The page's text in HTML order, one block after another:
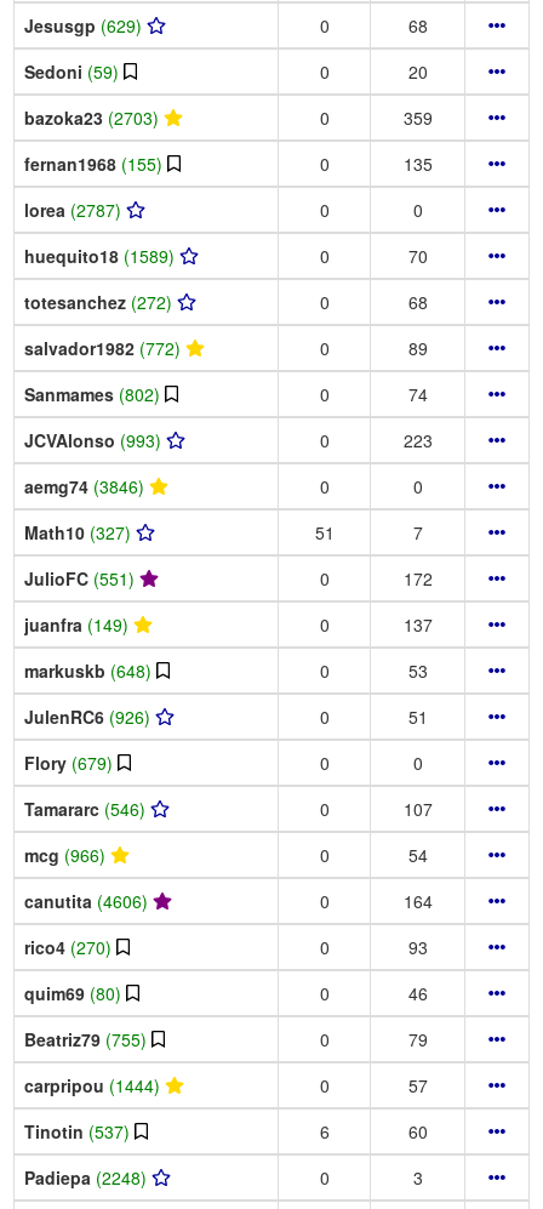
Jesusgp (629) 0
68
Sedoni (59) 0
20
bazoka23 (2703) 0
359
fernan1968 (155) 0
135
lorea (2787) 0
0
huequito18 (1589) 0
70
totesanchez (272) 0
68
salvador1982 (772) 0
89
Sanmames (802) 0
74
JCVAlonso (993) 0
223
aemg74 (3846) 0
0
Math10 (327) 51
7
JulioFC (551) 0
172
juanfra (149) 0
137
markuskb (648) 0
53
JulenRC6 (926) 0
51
Flory (679) 0
0
Tamararc (546) 0
107
mcg (966) 0
54
canutita (4606) 0
164
rico4 (270) 0
93
quim69 (80) 0
46
Beatriz79 (755) 0
79
carpripou (1444) 0
57
Tinotin (537) 6
60
Padiepa (2248) 0
3